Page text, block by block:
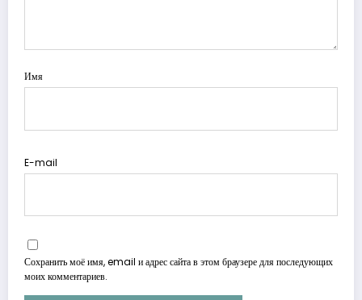
Имя
E-mail
Сохранить моё имя, email и адрес сайта в этом браузере для последующих
моих комментариев.